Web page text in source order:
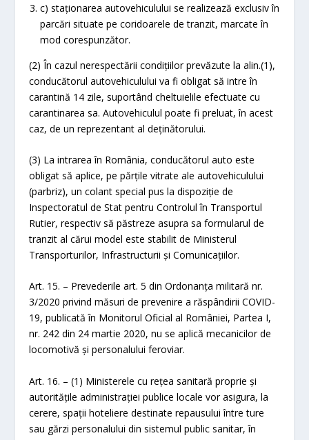
c) staționarea autovehiculului se realizează exclusiv în
parcări situate pe coridoarele de tranzit, marcate în
mod corespunzător.
(2) În cazul nerespectării condițiilor prevăzute la alin.(1),
conducătorul autovehiculului va fi obligat să intre în
carantină 14 zile, suportând cheltuielile efectuate cu
carantinarea sa. Autovehiculul poate fi preluat, în acest
caz, de un reprezentant al deținătorului.
(3) La intrarea în România, conducătorul auto este
obligat să aplice, pe părțile vitrate ale autovehiculului
(parbriz), un colant special pus la dispoziție de
Inspectoratul de Stat pentru Controlul în Transportul
Rutier, respectiv să păstreze asupra sa formularul de
tranzit al cărui model este stabilit de Ministerul
Transporturilor, Infrastructurii şi Comunicațiilor.
Art. 15. – Prevederile art. 5 din Ordonanța militară nr.
3/2020 privind măsuri de prevenire a răspândirii COVID-
19, publicată în Monitorul Oficial al României, Partea I,
nr. 242 din 24 martie 2020, nu se aplică mecanicilor de
locomotivă și personalului feroviar.
Art. 16. – (1) Ministerele cu reţea sanitară proprie şi
autorităţile administraţiei publice locale vor asigura, la
cerere, spații hoteliere destinate repausului între ture
sau gărzi personalului din sistemul public sanitar, în